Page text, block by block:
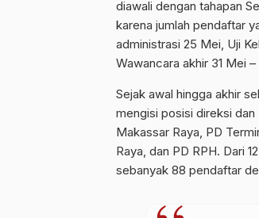
diawali dengan tahapan
karena jumlah pendaftar
administrasi 25 Mei, Uji
Wawancara akhir 31 Mei –
Sejak awal hingga akhir
mengisi posisi direksi
Makassar Raya, PD
Raya, dan PD RPH. Dari
sebanyak 88 pendaftar